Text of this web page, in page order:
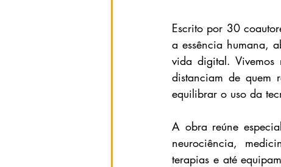
Escrito por 30
a essência humana,
vida digital. Vivemos
distanciam de quem
equilibrar o uso da
A obra reúne
neurociência,
terapias e até